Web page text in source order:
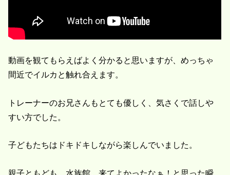
動画を観てもらえばよく分かると思いますが、めっちゃ
間近でイルカと触れ合えます。
トレーナーのお兄さんもとても優しく、気さくで話しや
すい方でした。
子どもたちはドキドキしながら楽しんでいました。
親子ともども、水族館、来てよかったなぁ！と思った瞬